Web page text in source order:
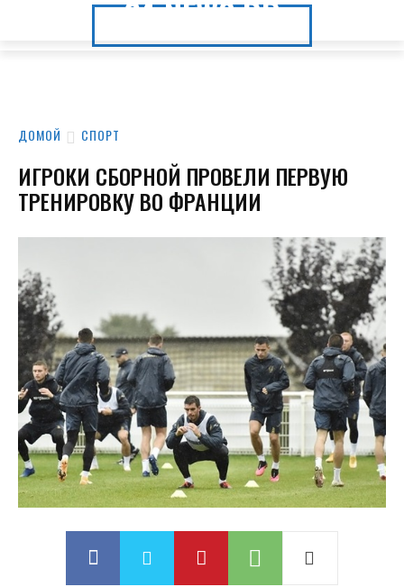
24.NEWS.DP
24.NEWS.DP
ДОМОЙ СПОРТ
ИГРОКИ СБОРНОЙ ПРОВЕЛИ ПЕРВУЮ
ТРЕНИРОВКУ ВО ФРАНЦИИ